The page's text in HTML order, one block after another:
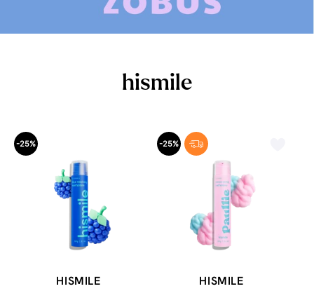
hismile
-25%
HISMILE
-25%
HISMILE